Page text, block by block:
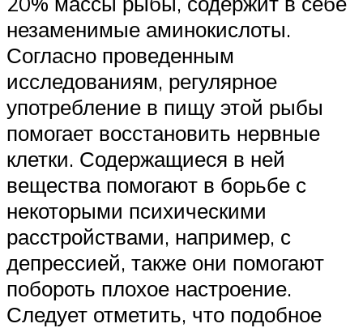
незаменимые аминокислоты.
Согласно проведенным
исследованиям, регулярное
употребление в пищу этой рыбы
помогает восстановить нервные
клетки. Содержащиеся в ней
вещества помогают в борьбе с
некоторыми психическими
расстройствами, например, с
депрессией, также они помогают
побороть плохое настроение.
Следует отметить, что подобное